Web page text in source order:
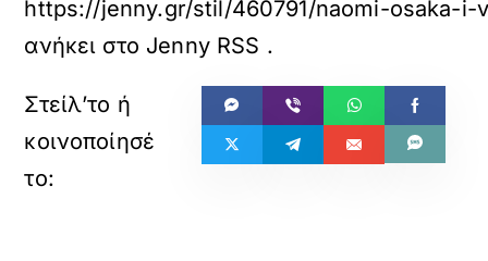
https://jenny.gr/stil/460791/naomi-osaka-
ανήκει στο Jenny RSS .